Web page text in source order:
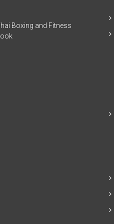
Boxing and Fitness